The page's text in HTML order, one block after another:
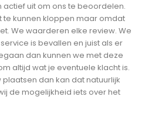
uit om ons te beoordelen.
te kunnen kloppen maar omdat
We waarderen elke review. We
is bevallen en juist als er
dan kunnen we met deze
altijd wat je eventuele klacht is.
dan kan dat natuurlijk
de mogelijkheid iets over het